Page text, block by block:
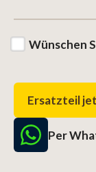
Wünschen
Ersatzteil
Per